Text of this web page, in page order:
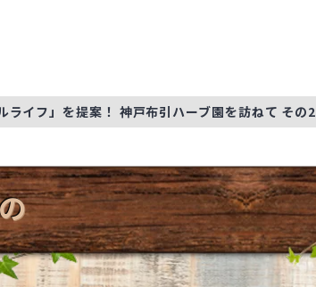
ライフ」を提案！ 神戸布引ハーブ園を訪ねて その2